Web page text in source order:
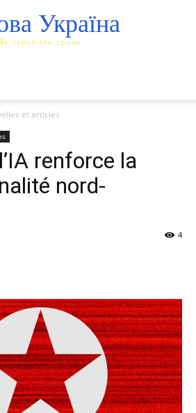
Україна
Як заробити гроші
et articles
renforce la
nord-
4